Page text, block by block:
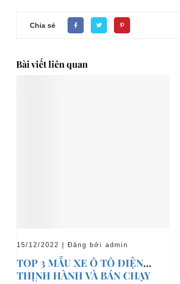
Chia sẻ
Bài viết liên quan
15/12/2022 | Đăng bởi admin
TOP 3 MẪU XE Ô TÔ ĐIỆN
THỊNH HÀNH VÀ BÁN CHẠY